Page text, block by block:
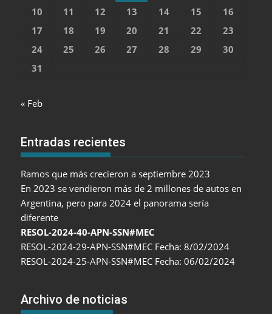
10
11 12 13 14 15
16
17
18 19 20 21 22
23
24
25 26 27 28 29
30
31
« Feb
Entradas recientes
Ramos que más crecieron a septiembre 2023
En 2023 se vendieron más de 2 millones de autos en
Argentina, pero para 2024 el panorama sería
diferente
RESOL-2024-40-APN-SSN#MEC
RESOL-2024-29-APN-SSN#MEC Fecha: 8/02/2024
RESOL-2024-25-APN-SSN#MEC Fecha: 06/02/2024
Archivo de noticias